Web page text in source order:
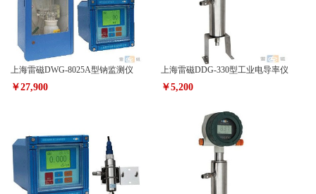
上海雷磁DWG-8025A型钠监测仪
￥27,900
上海雷磁DDG-330型工业电导率仪
￥5,200